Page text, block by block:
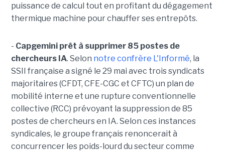
puissance de calcul tout en profitant du dégagement
thermique machine pour chauffer ses entrepôts.
- Capgemini prêt à supprimer 85 postes de
chercheurs IA. Selon notre confrère L'Informé, la
SSII française a signé le 29 mai avec trois syndicats
majoritaires (CFDT, CFE-CGC et CFTC) un plan de
mobilité interne et une rupture conventionnelle
collective (RCC) prévoyant la suppression de 85
postes de chercheurs en IA. Selon ces instances
syndicales, le groupe français renoncerait à
concurrencer les poids-lourd du secteur comme